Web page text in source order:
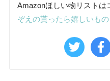
Amazonほしい物リストは
ぞえの貰ったら嬉しいもの